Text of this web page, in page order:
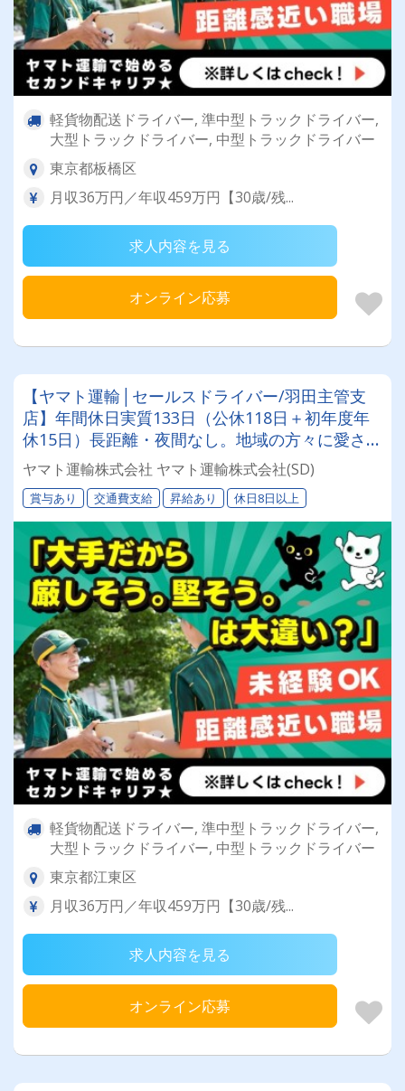
軽貨物配送ドライバー, 準中型トラックドライバー,
大型トラックドライバー, 中型トラックドライバー
東京都板橋区
月収36万円／年収459万円【30歳/残...
求人内容を見る
オンライン応募
【ヤマト運輸│セールスドライバー/羽田主管支
店】年間休日実質133日（公休118日＋初年度年
休15日）長距離・夜間なし。地域の方々に愛され
るドライバー◎
ヤマト運輸株式会社 ヤマト運輸株式会社(SD)
賞与あり 交通費支給 昇給あり 休日8日以上
軽貨物配送ドライバー, 準中型トラックドライバー,
大型トラックドライバー, 中型トラックドライバー
東京都江東区
月収36万円／年収459万円【30歳/残...
求人内容を見る
オンライン応募